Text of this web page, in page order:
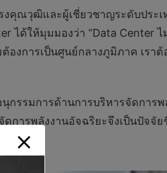
งคุณวุฒิและผู้เชี่ยวชาญระดับประเ
ได้ให้มุมมองว่า “Data Center ไ
องการเป็นศูนย์กลางภูมิภาค เรา
รรมการด้านการบริหารจัดการพ
การพลังงานอัจฉริยะจึงเป็นปัจจั